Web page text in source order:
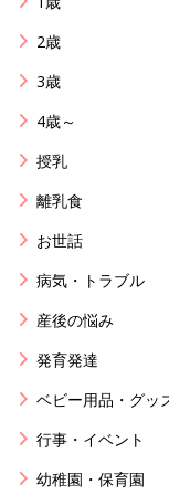
2歳
3歳
4歳～
授乳
離乳食
お世話
病気・トラブル
産後の悩み
発育発達
ベビー用品・グッ
行事・イベント
幼稚園・保育園